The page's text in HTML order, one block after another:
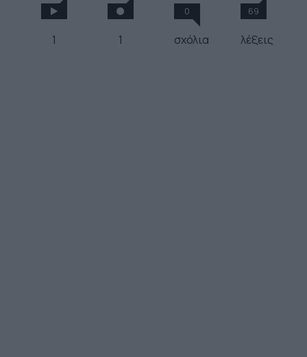
1 1
0
σχόλια
69
λέξεις